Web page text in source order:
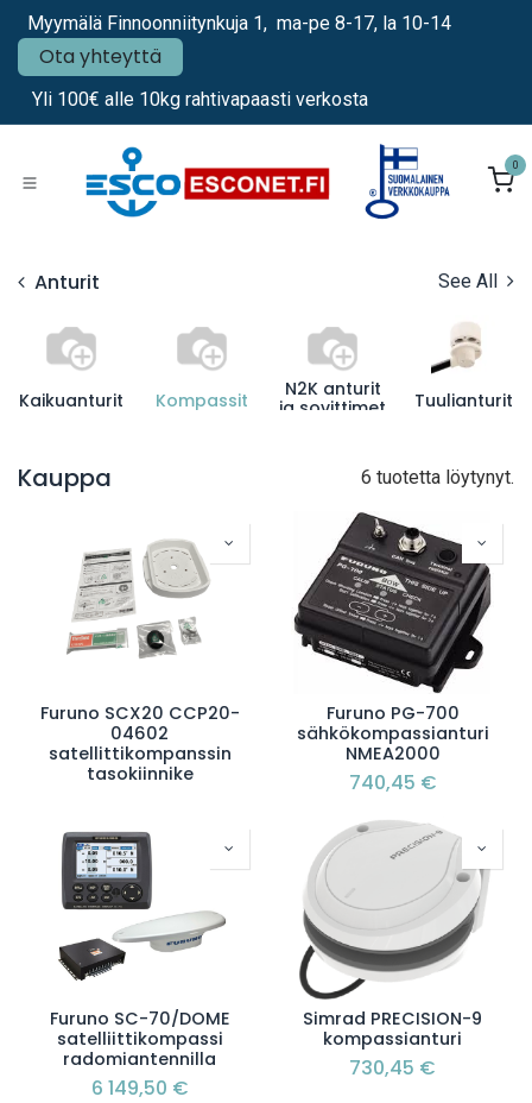
Siirry sisältöön
Myymälä Finnoonniitynkuja 1, ma-pe 8-17, la 10-14
Ota yhteyttä
Yli 100€ alle 10kg rahtivapaasti verkosta
0
Anturit See All
Kaikuanturit Kompassit
N2K anturit
ja sovittimet
Tuulianturit
Kauppa 6 tuotetta löytynyt.
Furuno SCX20 CCP20-
04602
satellittikompanssin
tasokiinnike
Furuno PG-700
sähkökompassianturi
NMEA2000
740,45 €
Furuno SC-70/DOME
satelliittikompassi
radomiantennilla
6 149,50 €
Simrad PRECISION-9
kompassianturi
730,45 €